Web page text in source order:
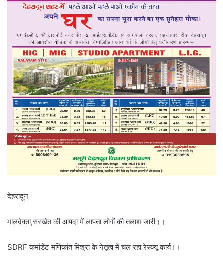
देहरादून
मालदेवता,सरखेत की आपदा में लापता लोगों की तलाश जारी।।
SDRF कमांडेंट मणिकांत मिश्रा के नेतृत्व में चल रहा रेस्क्यू कार्य।।